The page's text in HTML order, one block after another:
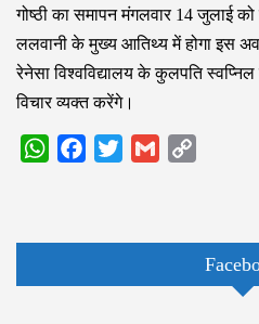
गोष्ठी का समापन मंगलवार 14 जुलाई
ललवानी के मुख्य आतिथ्य में होगा इस
रेनेसा विश्वविद्यालय के कुलपति
विचार व्यक्त करेंगे।
WhatsAppFacebook
Twitter Gmail